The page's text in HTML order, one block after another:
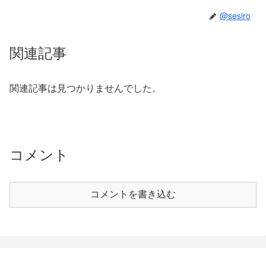
@sesiro
関連記事
関連記事は見つかりませんでした。
コメント
コメントを書き込む